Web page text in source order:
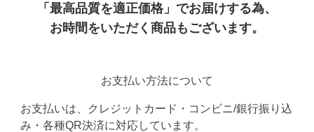
「最高品質を適正価格」でお届けする為、
お時間をいただく商品もございます。
お支払い方法について
お支払いは、クレジットカード・コンビニ/銀行振り込
み・各種QR決済に対応しています。